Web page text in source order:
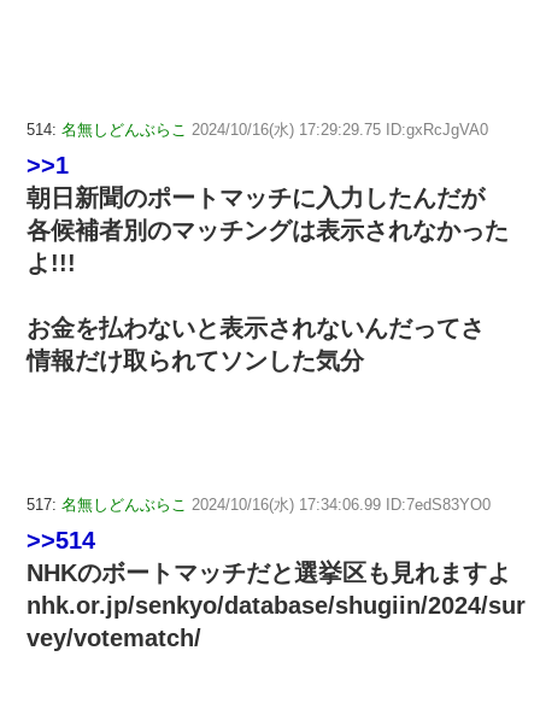
514: 名無しどんぶらこ 2024/10/16(水) 17:29:29.75 ID:gxRcJgVA0
>>1
朝日新聞のポートマッチに入力したんだが
各候補者別のマッチングは表示されなかった
よ!!!
お金を払わないと表示されないんだってさ
情報だけ取られてソンした気分
517: 名無しどんぶらこ 2024/10/16(水) 17:34:06.99 ID:7edS83YO0
>>514
NHKのボートマッチだと選挙区も見れますよ
nhk.or.jp/senkyo/database/shugiin/2024/sur
vey/votematch/